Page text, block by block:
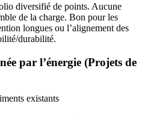
diversifié de points. Aucune
de la charge. Bon pour les
longues ou l’alignement des
durabilité.
par l’énergie (Projets de
existants